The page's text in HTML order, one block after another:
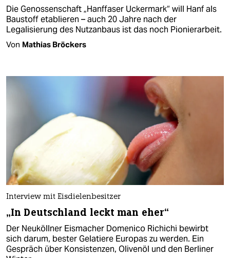
Die Genossenschaft „Hanffaser Uckermark“ will Hanf als
Baustoff etablieren – auch 20 Jahre nach der
Legalisierung des Nutzanbaus ist das noch Pionierarbeit.
Von Mathias Bröckers
Interview mit Eisdielenbesitzer
„In Deutschland leckt man eher“
Der Neuköllner Eismacher Domenico Richichi bewirbt
sich darum, bester Gelatiere Europas zu werden. Ein
Gespräch über Konsistenzen, Olivenöl und den Berliner